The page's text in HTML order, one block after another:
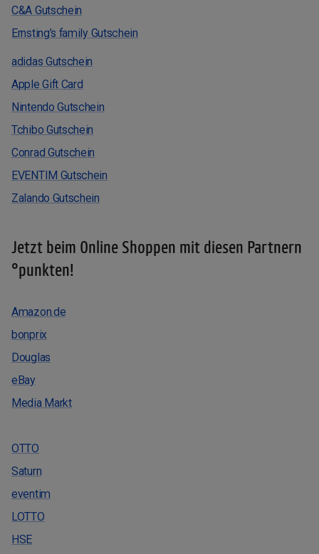
C&A Gutschein
Ernsting’s family Gutschein
adidas Gutschein
Apple Gift Card
Nintendo Gutschein
Tchibo Gutschein
Conrad Gutschein
EVENTIM Gutschein
Zalando Gutschein
Jetzt beim Online Shoppen mit diesen Partnern
°punkten!
Amazon.de
bonprix
Douglas
eBay
Media Markt
OTTO
Saturn
eventim
LOTTO
HSE